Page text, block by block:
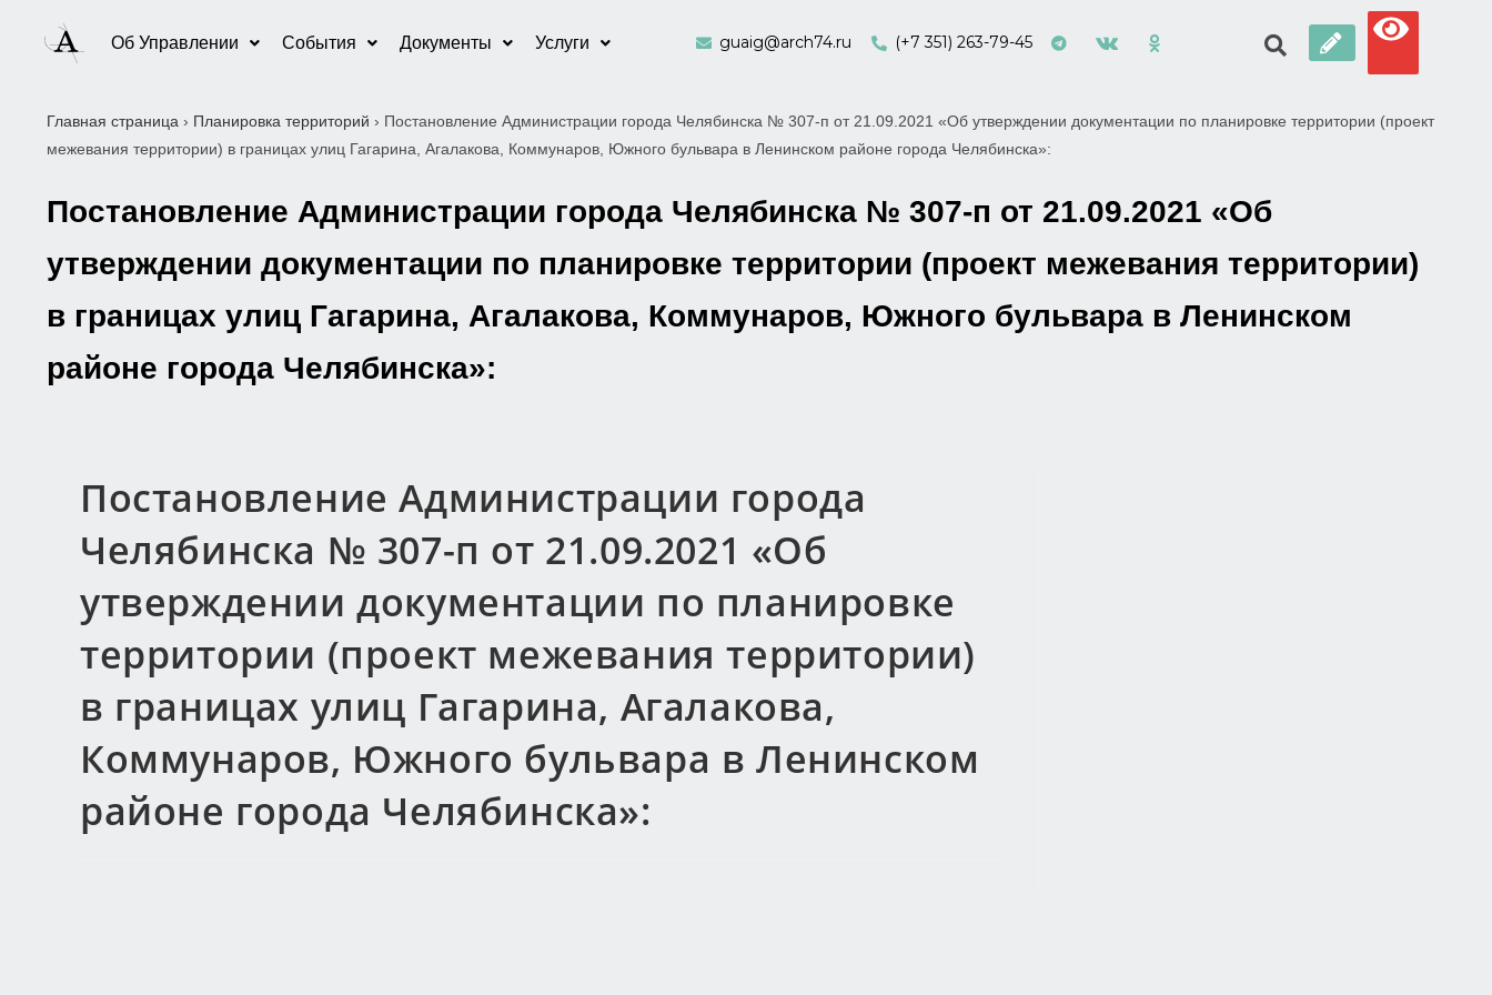
Об Управлении События Документы Услуги guaig@arch74.ru (+7 351) 263-79-45
Главная страница › Планировка территорий › Постановление Администрации города Челябинска № 307-п от 21.09.2021 «Об утверждении документации по планировке территории (проект
межевания территории) в границах улиц Гагарина, Агалакова, Коммунаров, Южного бульвара в Ленинском районе города Челябинска»:
Постановление Администрации города Челябинска № 307-п от 21.09.2021 «Об
утверждении документации по планировке территории (проект межевания территории)
в границах улиц Гагарина, Агалакова, Коммунаров, Южного бульвара в Ленинском
районе города Челябинска»:
Постановление Администрации города
Челябинска № 307-п от 21.09.2021 «Об
утверждении документации по планировке
территории (проект межевания территории)
в границах улиц Гагарина, Агалакова,
Коммунаров, Южного бульвара в Ленинском
районе города Челябинска»: